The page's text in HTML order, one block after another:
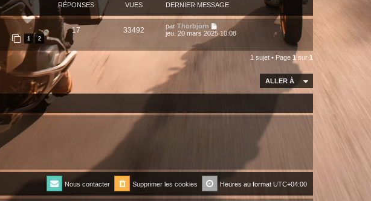
RÉPONSES VUES DERNIER MESSAGE
1 2
17 33492 par Thorbjörn
jeu. 20 mars 2025 10:08
1 sujet • Page 1 sur 1
ALLER À
Heures au format UTC+04:00
Supprimer les cookies
Nous contacter